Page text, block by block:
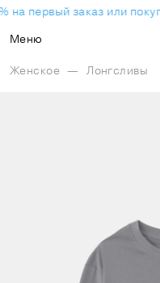
на первый заказ или
Меню
Женское — Лонгсливы